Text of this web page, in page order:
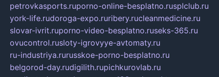
petrovkasports.ruporno-online-besplatno.rusplclub.ru
york-life.rudoroga-expo.ruribery.rucleanmedicine.ru
slovar-ivrit.ruporno-video-besplatno.ruseks-365.ru
ovucontrol.rusloty-igrovyye-avtomaty.ru
ru-industriya.rurusskoe-porno-besplatno.ru
belgorod-day.rudigilith.rupichkurovlab.ru